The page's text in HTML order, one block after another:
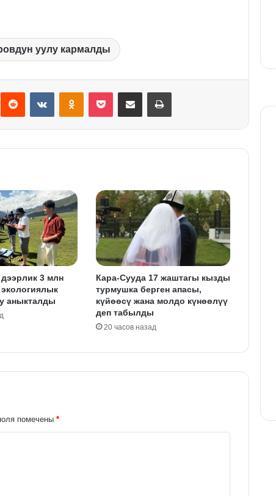
уулу кармалды
Reddit VKontakteOdnoklassniki
Pocket Share via Email Print
3 млн
аныкталды
Кара-Сууда 17 жаштагы кызды
турмушка берген апасы,
күйөөсү жана молдо күнөөлүү
деп табылды
20 часов назад
помечены *